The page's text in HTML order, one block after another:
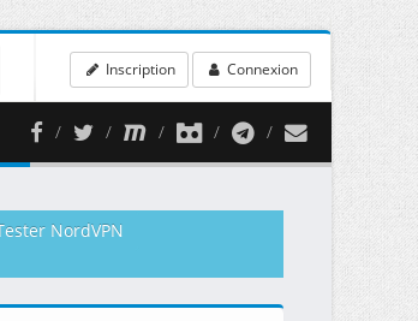
Inscription Connexion
NordVPN